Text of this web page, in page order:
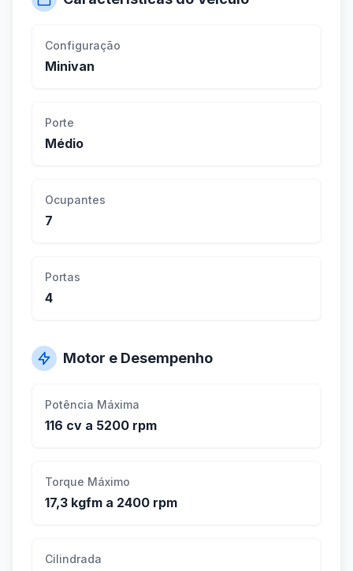
Configuração
Minivan
Porte
Médio
Ocupantes
7
Portas
4
Motor e Desempenho
Potência Máxima
116 cv a 5200 rpm
Torque Máximo
17,3 kgfm a 2400 rpm
Cilindrada